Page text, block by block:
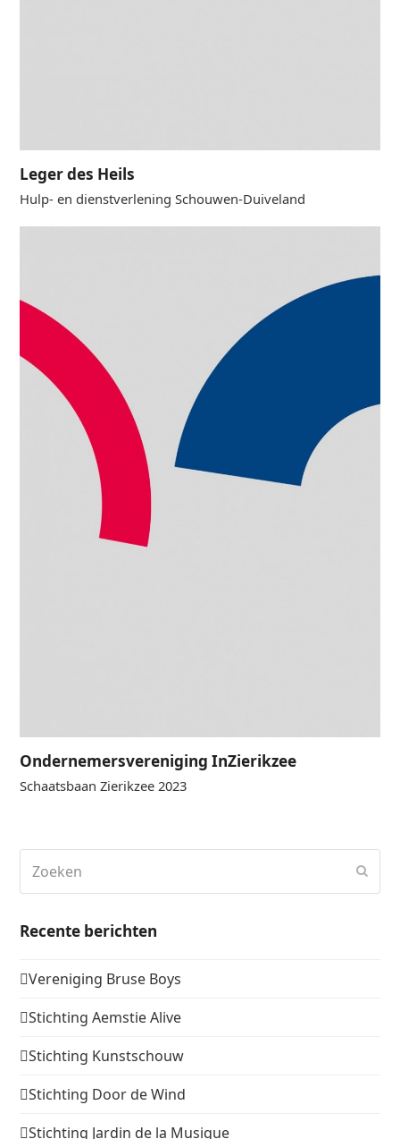
Leger des Heils
Hulp- en dienstverlening Schouwen-Duiveland
Ondernemersvereniging InZierikzee
Schaatsbaan Zierikzee 2023
Recente berichten
Vereniging Bruse Boys
Stichting Aemstie Alive
Stichting Kunstschouw
Stichting Door de Wind
Stichting Jardin de la Musique